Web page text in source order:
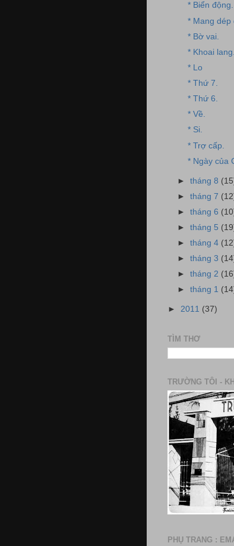
* Biển động.
* Mang dép
* Bờ vai.
* Khoai lang.
* Lo
* Thứ 7.
* Thứ 6.
* Về.
* Si.
* Trợ cấp.
* Ngày của
►tháng 8
►tháng 7
►tháng 6
►tháng 5
►tháng 4
►tháng 3
►tháng 2
►tháng 1
► 2011 (37)
TÌM THƠ
TRƯỜNG TÔI -
PHỤ TRANG :